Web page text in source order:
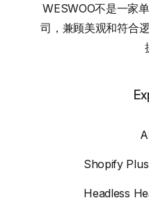
WESWOO不是一家
司，兼顾美观和符合
Shopify
Headless